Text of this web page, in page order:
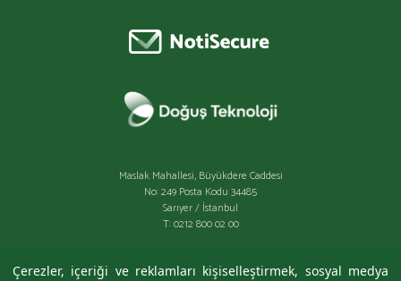
Çerezler, içeriği ve reklamları kişiselleştirmek, sosyal medya
Maslak Mahallesi, Büyükdere Caddesi
No: 249 Posta Kodu 34485
Sarıyer / İstanbul
T: 0212 800 02 00